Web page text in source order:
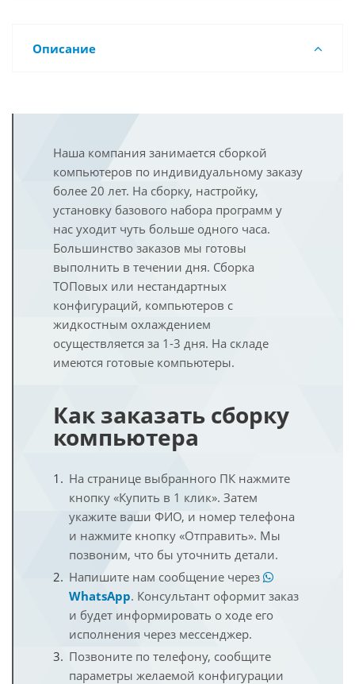
Описание
Наша компания занимается сборкой
компьютеров по индивидуальному заказу
более 20 лет. На сборку, настройку,
установку базового набора программ у
нас уходит чуть больше одного часа.
Большинство заказов мы готовы
выполнить в течении дня. Сборка
ТОПовых или нестандартных
конфигураций, компьютеров с
жидкостным охлаждением
осуществляется за 1-3 дня. На складе
имеются готовые компьютеры.
Как заказать сборку
компьютера
На странице выбранного ПК нажмите
кнопку «Купить в 1 клик». Затем
укажите ваши ФИО, и номер телефона
и нажмите кнопку «Отправить». Мы
позвоним, что бы уточнить детали.
Напишите нам сообщение через
WhatsApp. Консультант оформит заказ
и будет информировать о ходе его
исполнения через мессенджер.
Позвоните по телефону, сообщите
параметры желаемой конфигурации